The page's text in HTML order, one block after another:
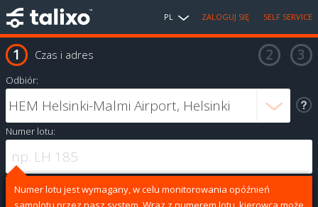
PL ZALOGUJ SIĘ SELF SERVICE
Czas i adres
Odbiór:
Numer lotu:
Numer lotu jest wymagany, w celu monitorowania opóźnień